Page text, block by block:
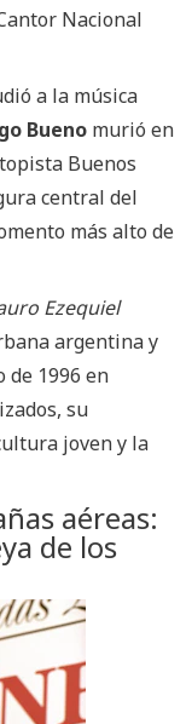
Nacional
a la música
Bueno murió en
Buenos
central del
más alto de
Ezequiel
argentina y
de 1996 en
su
joven y la
aéreas:
de los